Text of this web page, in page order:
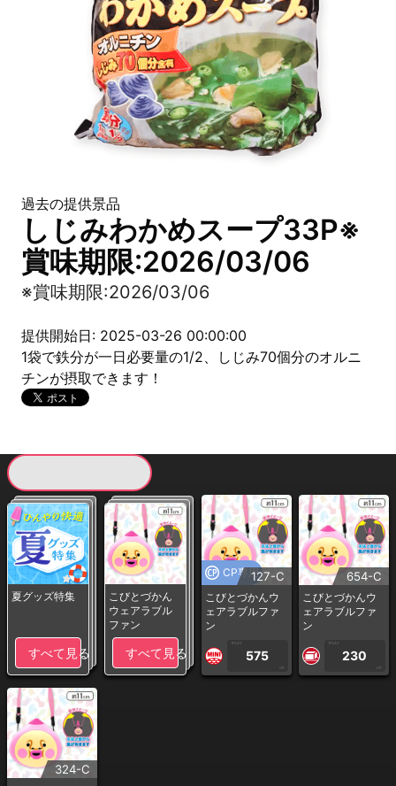
過去の提供景品
しじみわかめスープ33P※
賞味期限:2026/03/06
※賞味期限:2026/03/06
提供開始日: 2025-03-26 00:00:00
1袋で鉄分が一日必要量の1/2、しじみ70個分のオルニ
チンが摂取できます！
夏グッズ特集
すべて見る
こびとづかん
ウェアラブル
ファン
すべて見る
CP専用127-C
こびとづかんウ
ェアラブルファ
ン
1PLAY
575
CP
654-C
こびとづかんウ
ェアラブルファ
ン
1PLAY
230
CP
324-C